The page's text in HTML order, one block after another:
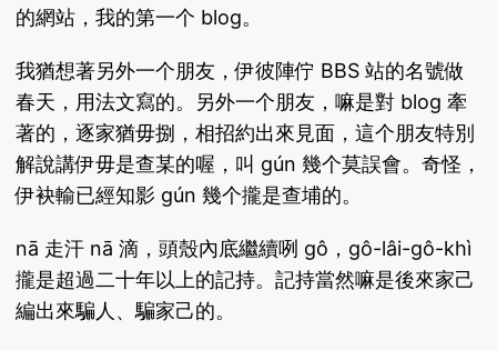
的網站，我的第一个 blog。
我猶想著另外一个朋友，伊彼陣佇 BBS 站的名號做
春天，用法文寫的。另外一个朋友，嘛是對 blog 牽
著的，逐家猶毋捌，相招約出來見面，這个朋友特別
解說講伊毋是查某的喔，叫 gún 幾个莫誤會。奇怪，
伊袂輸已經知影 gún 幾个攏是查埔的。
nā 走汗 nā 滴，頭殼內底繼續咧 gô，gô-lâi-gô-khì
攏是超過二十年以上的記持。記持當然嘛是後來家己
編出來騙人、騙家己的。